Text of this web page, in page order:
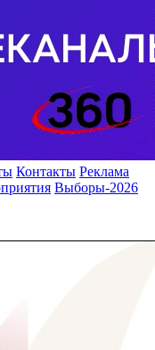
Контакты Реклама
Выборы-2026